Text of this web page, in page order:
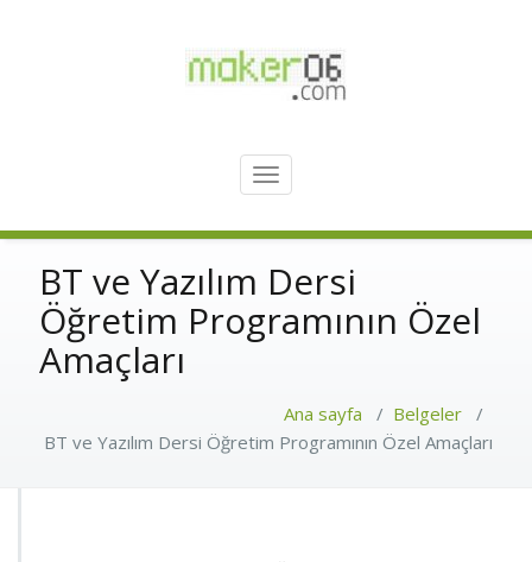
Toggle
navigation
BT ve Yazılım Dersi
Öğretim Programının Özel
Amaçları
Ana sayfa / Belgeler /
BT ve Yazılım Dersi Öğretim Programının Özel Amaçları